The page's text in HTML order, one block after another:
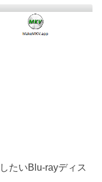
たいBlu-rayディス